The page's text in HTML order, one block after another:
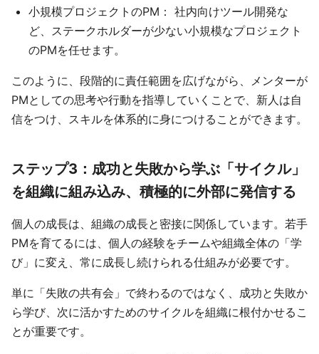
小規模プロジェクトのPM： 社内向けツール開発な
ど、ステークホルダーが少ない小規模なプロジェクト
のPMを任せます。
このように、段階的に責任範囲を広げながら、メンターが
PMとしての思考や行動を指導していくことで、新人は自
信をつけ、スキルを体系的に身につけることができます。
ステップ3：成功と失敗から学ぶ「サイクル」
を組織に組み込み、積極的に外部に発信する
個人の成長は、組織の成長と密接に関係しています。若手
PMを育てるには、個人の経験をチームや組織全体の「学
び」に変え、常に成長し続けられる仕組みが必要です。
単に「失敗の共有会」で終わるのではなく、成功と失敗か
ら学び、次に活かすためのサイクルを組織に根付かせるこ
とが重要です。